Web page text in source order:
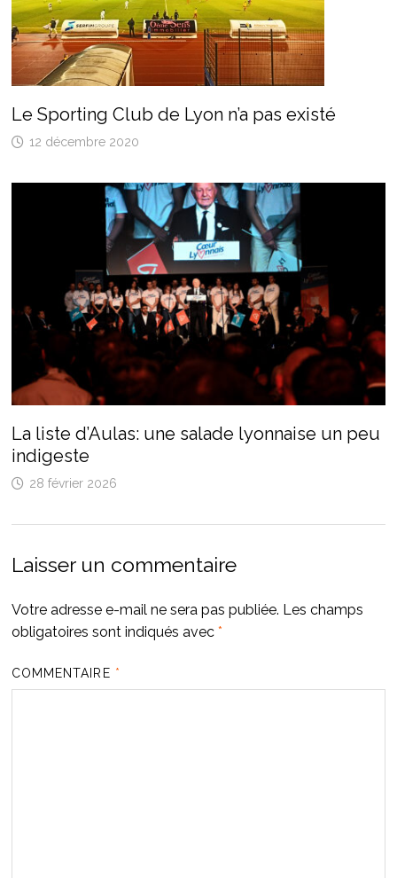
Le Sporting Club de Lyon n’a pas existé
12 décembre 2020
La liste d’Aulas: une salade lyonnaise un peu
indigeste
28 février 2026
Laisser un commentaire
Votre adresse e-mail ne sera pas publiée. Les champs
obligatoires sont indiqués avec *
COMMENTAIRE *